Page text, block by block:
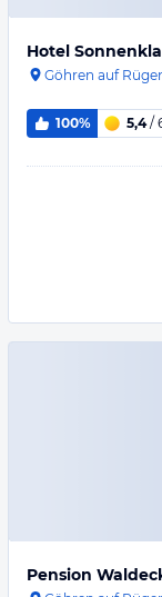
Hotel
Göhren auf
100% 5,4/
Pension